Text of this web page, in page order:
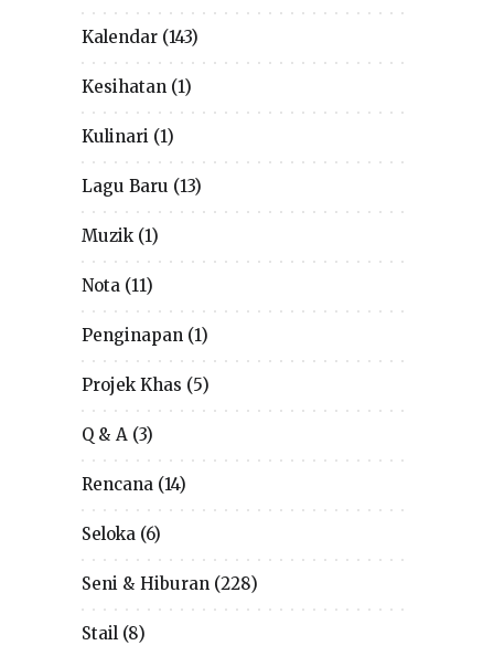
Kalendar (143)
Kesihatan (1)
Kulinari (1)
Lagu Baru (13)
Muzik(1)
Nota (11)
Penginapan (1)
Projek Khas (5)
Q & A (3)
Rencana (14)
Seloka (6)
Seni & Hiburan (228)
Stail (8)